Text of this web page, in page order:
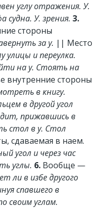
углу отражения. У.
судна. У. зрения. 3.
стороны
за у. || Место
улицы и переулка.
на у. Стоять на
внутренние стороны
в книгу.
в другой угол
прижавшись в
стол в у. Стол
сдаваемая в наем.
угол и через час
углы. 6. Вообще —
ли в избе другого
спавшего в
своим углам.